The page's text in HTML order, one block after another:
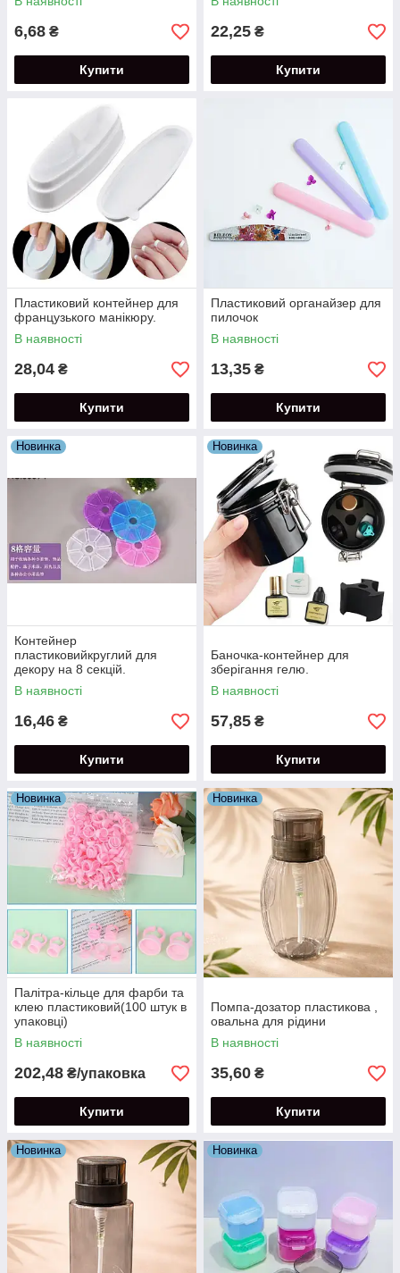
6,68 ₴
Купити
22,25 ₴
Купити
Пластиковий контейнер для
французького манікюру.
В наявності
28,04 ₴
Купити
Пластиковий органайзер для
пилочок
В наявності
13,35 ₴
Купити
Новинка
Контейнер
пластиковийкруглий для
декору на 8 секцій.
В наявності
16,46 ₴
Купити
Новинка
Баночка-контейнер для
зберігання гелю.
В наявності
57,85 ₴
Купити
Новинка
Палітра-кільце для фарби та
клею пластиковий(100 штук в
упаковці)
В наявності
202,48 ₴/упаковка
Купити
Новинка
Помпа-дозатор пластикова ,
овальна для рідини
В наявності
35,60 ₴
Купити
Новинка Новинка